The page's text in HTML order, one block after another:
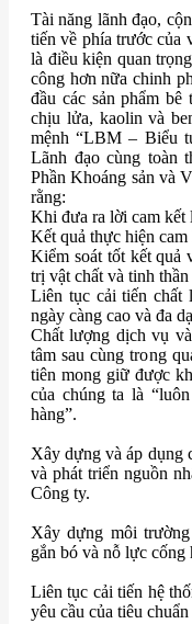
Tài năng lãnh đạo,
tiến về phía trước của
là điều kiện quan
công hơn nữa chinh
đầu các sản phẩm
chịu lửa, kaolin và
mệnh “LBM – Biểu
Lãnh đạo cùng toàn
Phần Khoáng sản và
rằng:
Khi đưa ra lời cam kết
Kết quả thực hiện
Kiểm soát tốt kết quả
trị vật chất và tinh
Liên tục cải tiến chất
ngày càng cao và đa
Chất lượng dịch vụ
tâm sau cùng trong
tiên mong giữ được
của chúng ta là
hàng”.
Xây dựng và áp dụng
và phát triển nguồn
Công ty.
Xây dựng môi
gắn bó và nỗ lực cống
Liên tục cải tiến hệ
yêu cầu của tiêu